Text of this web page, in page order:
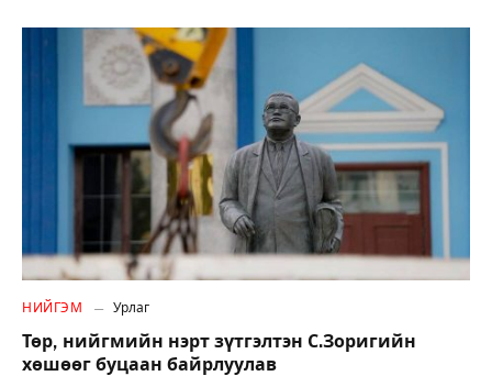
НИЙГЭМ Урлаг
Төр, нийгмийн нэрт зүтгэлтэн С.Зоригийн
хөшөөг буцаан байрлуулав